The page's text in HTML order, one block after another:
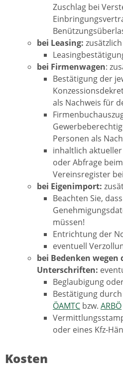
Zuschlag bei
bei Leasing: zusätzlich
bei Firmenwagen:
Bestätigung der
als Nachweis für
Personen als
inhaltlich
oder Abfrage
Vereinsregister
bei Eigenimport:
Beachten Sie,
müssen!
Entrichtung der
eventuell
bei Bedenken wegen
Unterschriften:
Beglaubigung
Bestätigung
ÖAMTC bzw. ARBÖ
oder eines Kfz-
Kosten